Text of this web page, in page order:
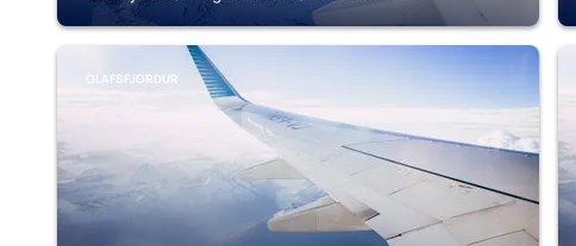
OLAFSFJORDUR